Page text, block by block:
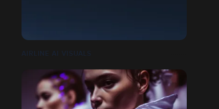
AIRLINE AI VISUALS